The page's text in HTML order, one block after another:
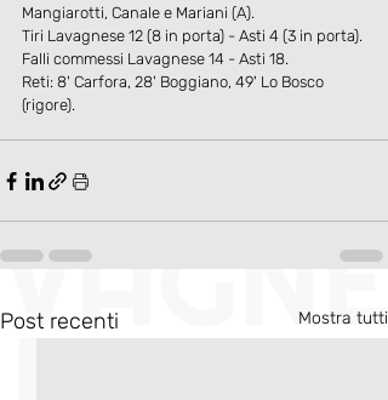
Mangiarotti, Canale e Mariani (A).
Tiri Lavagnese 12 (8 in porta) - Asti 4 (3 in porta).
Falli commessi Lavagnese 14 - Asti 18.
Reti: 8' Carfora, 28' Boggiano, 49' Lo Bosco
(rigore).
Post recenti Mostra tutti